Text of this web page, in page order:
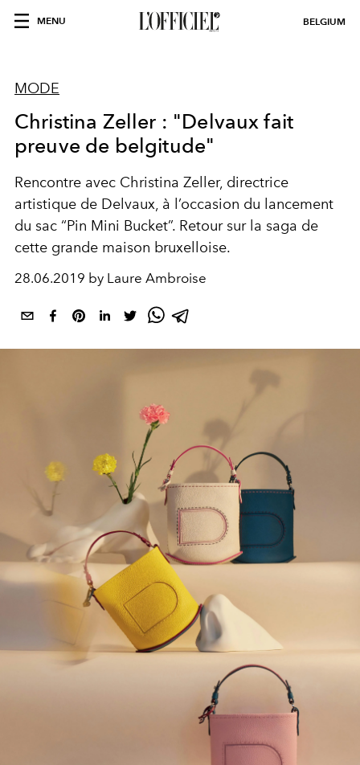
MENU BELGIUM
MODE
Christina Zeller : "Delvaux fait
preuve de belgitude"
Rencontre avec Christina Zeller, directrice
artistique de Delvaux, à l’occasion du lancement
du sac “Pin Mini Bucket”. Retour sur la saga de
cette grande maison bruxelloise.
28.06.2019 by Laure Ambroise